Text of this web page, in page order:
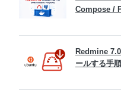
Compose /
Redmine
ールする手順